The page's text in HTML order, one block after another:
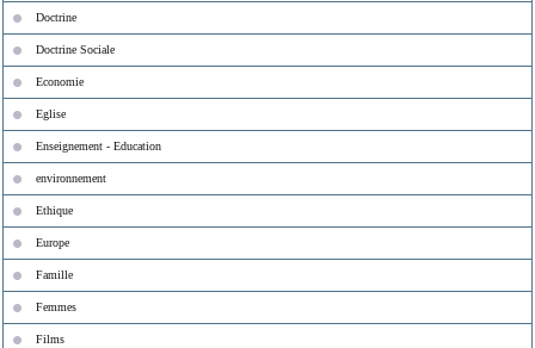
Doctrine
Doctrine Sociale
Economie
Eglise
Enseignement - Education
environnement
Ethique
Europe
Famille
Femmes
Films